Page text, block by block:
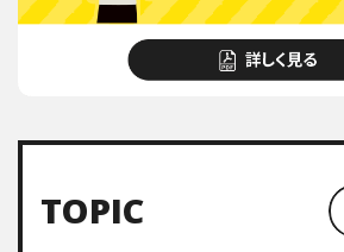
TOPIC